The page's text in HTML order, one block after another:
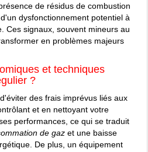
de résidus de combustion
dysfonctionnement potentiel à
Ces signaux, souvent mineurs au
en problèmes majeurs
et techniques
?
des frais imprévus liés aux
et en nettoyant votre
performances, ce qui se traduit
de gaz et une baisse
De plus, un équipement